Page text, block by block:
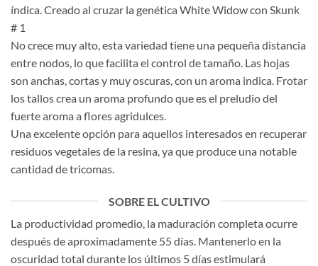
índica. Creado al cruzar la genética White Widow con Skunk
# 1
No crece muy alto, esta variedad tiene una pequeña distancia
entre nodos, lo que facilita el control de tamaño. Las hojas
son anchas, cortas y muy oscuras, con un aroma indica. Frotar
los tallos crea un aroma profundo que es el preludio del
fuerte aroma a flores agridulces.
Una excelente opción para aquellos interesados ​​en recuperar
residuos vegetales de la resina, ya que produce una notable
cantidad de tricomas.
SOBRE EL CULTIVO
La productividad promedio, la maduración completa ocurre
después de aproximadamente 55 días. Mantenerlo en la
oscuridad total durante los últimos 5 días estimulará